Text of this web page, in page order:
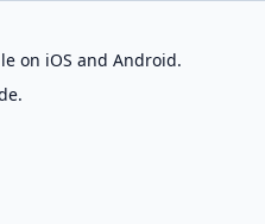
on iOS and Android.